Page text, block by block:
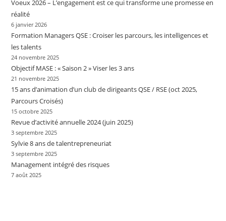
Voeux 2026 – L’engagement est ce qui transforme une promesse en
réalité
6 janvier 2026
Formation Managers QSE : Croiser les parcours, les intelligences et
les talents
24 novembre 2025
Objectif MASE : « Saison 2 » Viser les 3 ans
21 novembre 2025
15 ans d’animation d’un club de dirigeants QSE / RSE (oct 2025,
Parcours Croisés)
15 octobre 2025
Revue d’activité annuelle 2024 (juin 2025)
3 septembre 2025
Sylvie 8 ans de talentrepreneuriat
3 septembre 2025
Management intégré des risques
7 août 2025